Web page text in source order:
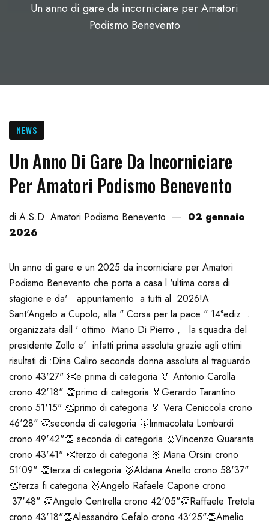
Un anno di gare da incorniciare per Amatori
Podismo Benevento
NEWS
Un Anno Di Gare Da Incorniciare
Per Amatori Podismo Benevento
di A.S.D. Amatori Podismo Benevento
02 gennaio
2026
Un anno di gare e un 2025 da incorniciare per Amatori
Podismo Benevento che porta a casa l 'ultima corsa di
stagione e da' appuntamento a tutti al 2026!A
Sant'Angelo a Cupolo, alla " Corsa per la pace " 14°ediz .
organizzata dall ' ottimo Mario Di Pierro , la squadra del
presidente Zollo e' infatti prima assoluta grazie agli ottimi
risultati di :Dina Caliro seconda donna assoluta al traguardo
crono 43'27" 👏e prima di categoria 🏅 Antonio Carolla
crono 42'18" 👏primo di categoria 🏅Gerardo Tarantino
crono 51'15" 👏primo di categoria 🏅 Vera Ceniccola crono
46'28" 👏seconda di categoria 🥈Immacolata Lombardi
crono 49'42"👏 seconda di categoria 🥈Vincenzo Quaranta
crono 43'41" 👏terzo di categoria 🥉 Maria Orsini crono
51'09" 👏terza di categoria 🥉Aldana Anello crono 58'37"
👏terza fi categoria 🥉Angelo Rafaele Capone crono
37'48" 👏Angelo Centrella crono 42'05"👏Raffaele Tretola
crono 43'18"👏Alessandro Cefalo crono 43'25"👏Amelio